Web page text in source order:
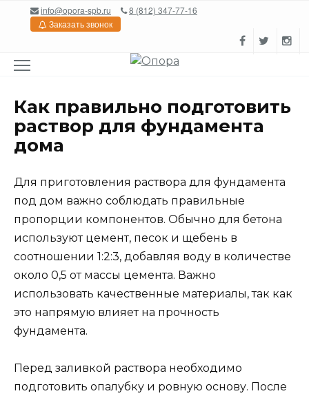
Перейтиinfo@opora-spb.ru
8 (812) 347-77-16
Заказать звонок
Как правильно подготовить
раствор для фундамента
дома
Для приготовления раствора для фундамента
под дом важно соблюдать правильные
пропорции компонентов. Обычно для бетона
используют цемент, песок и щебень в
соотношении 1:2:3, добавляя воду в количестве
около 0,5 от массы цемента. Важно
использовать качественные материалы, так как
это напрямую влияет на прочность
фундамента.
Перед заливкой раствора необходимо
подготовить опалубку и ровную основу. После